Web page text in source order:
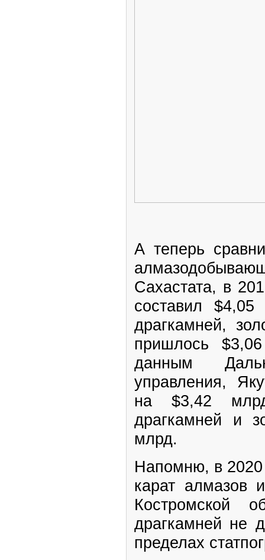
А теперь
Сахастата, в
составил
драгкамней,
пришлось
данным
управления,
на $3,42
драгкамней и
млрд.
Напомню, в 2020
карат алмазов
Костромской
драгкамней не
пределах